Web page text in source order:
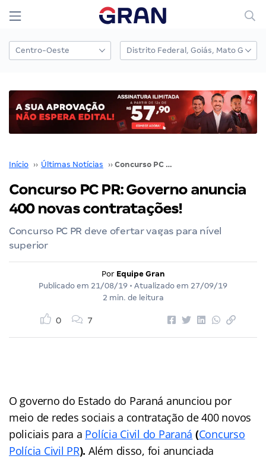
Início ›› Últimas Notícias ›› Concurso PC PR: Governo anuncia 400 novas contratações!
Concurso PC PR: Governo anuncia
400 novas contratações!
Concurso PC PR deve ofertar vagas para nível
superior
Por Equipe Gran
Publicado em 21/08/19 • Atualizado em 27/09/19
2 min. de leitura
0 7
O governo do Estado do Paraná anunciou por
meio de redes sociais a contratação de 400 novos
policiais para a Polícia Civil do Paraná (Concurso
Polícia Civil PR). Além disso, foi anunciada